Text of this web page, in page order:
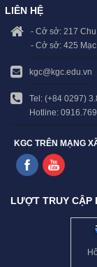
LIÊN HỆ
- Cở sở: 217
- Cở sở: 425
kgc@kgc.edu.vn
Tel: (+84 0297)
Hotline:
KGC TRÊN MẠNG
LƯỢT TRUY CẬP